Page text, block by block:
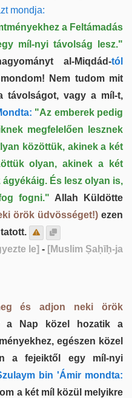
mondja:
a Feltámadás
míl-nyi távolság lesz."
al-Miqdád-tól
Nem tudom mit
távolságot, vagy a míl-t,
"Az emberek pedig
megfelelően lesznek
közöttük, akinek a két
olyan, akinek a két
És lesz olyan is,
fogni." Allah Küldötte
örök üdvösséget!) ezen
le] - [Muslim Ṣaḥīḥ-ja
és adjon neki örök
a Nap közel hozatik a
egészen közel
a fejeiktől egy míl-nyi
bin 'Ámir mondta:
a két míl közül melyikre